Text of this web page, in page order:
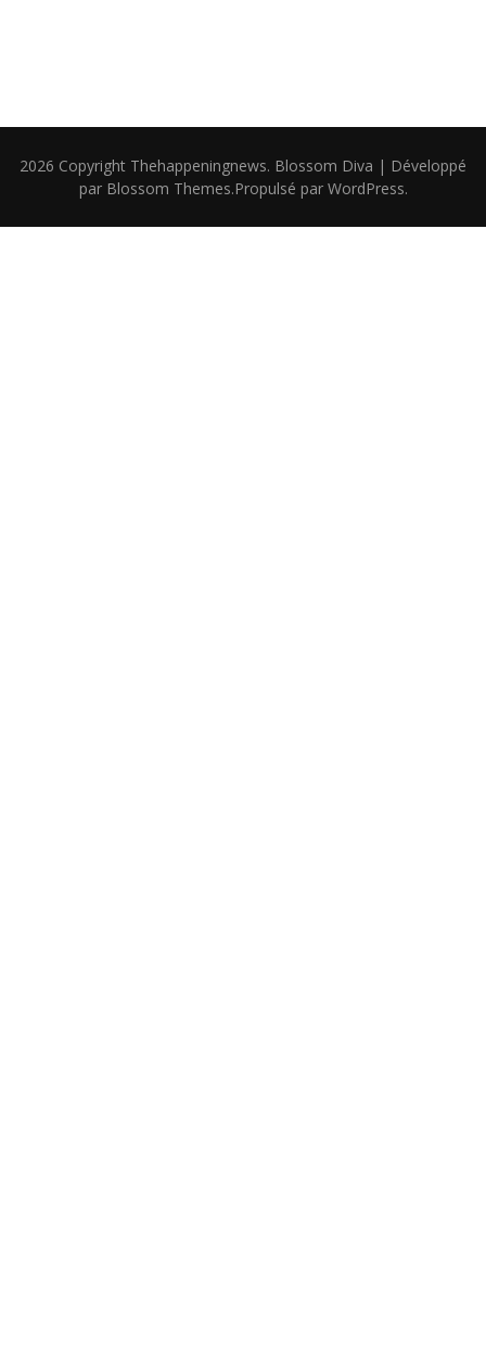
2026 Copyright Thehappeningnews. Blossom Diva | Développé
par Blossom Themes.Propulsé par WordPress.